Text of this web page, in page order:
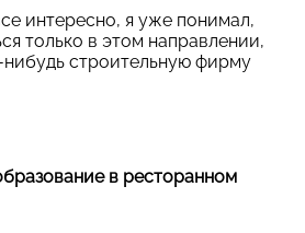
интересно, я уже понимал,
только в этом направлении,
строительную фирму
в ресторанном